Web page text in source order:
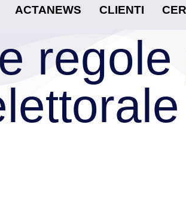
ACTANEWS CLIENTI